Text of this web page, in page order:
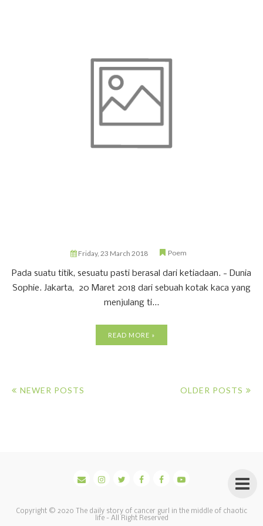
Friday, 23 March 2018 Poem
Pada suatu titik, sesuatu pasti berasal dari ketiadaan. - Dunia
Sophie. Jakarta, 20 Maret 2018 dari sebuah kotak kaca yang
menjulang ti...
READ MORE »
NEWER POSTS OLDER POSTS
Copyright © 2020
The daily story of cancer gurl in the middle of chaotic
life- All Right Reserved